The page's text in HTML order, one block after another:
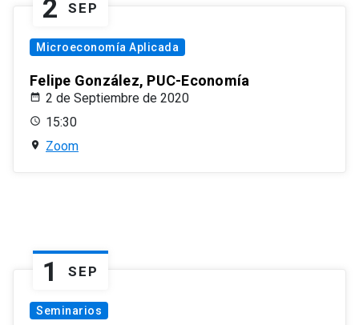
2 SEP
Microeconomía Aplicada
Felipe González, PUC-Economía
2 de Septiembre de 2020
15:30
Zoom
1 SEP
Seminarios